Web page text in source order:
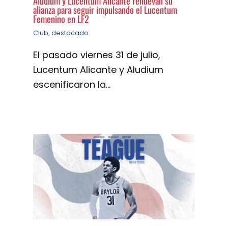
alianza para seguir impulsando el Lucentum
Femenino en LF2
Club, destacado
El pasado viernes 31 de julio,
Lucentum Alicante y Aludium
escenificaron la…